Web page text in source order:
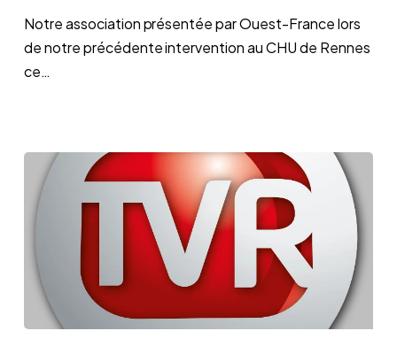
Notre association présentée par Ouest-France lors
de notre précédente intervention au CHU de Rennes
ce…